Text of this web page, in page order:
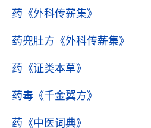
药 《外科传薪集》
药兜肚方 《外科传薪集》
药 《证类本草》
药毒 《千金翼方》
药 《中医词典》